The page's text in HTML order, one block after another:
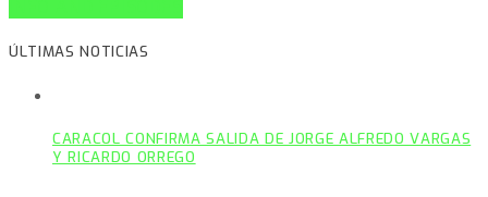
ÚLTIMAS NOTICIAS
CARACOL CONFIRMA SALIDA DE JORGE ALFREDO VARGAS
Y RICARDO ORREGO